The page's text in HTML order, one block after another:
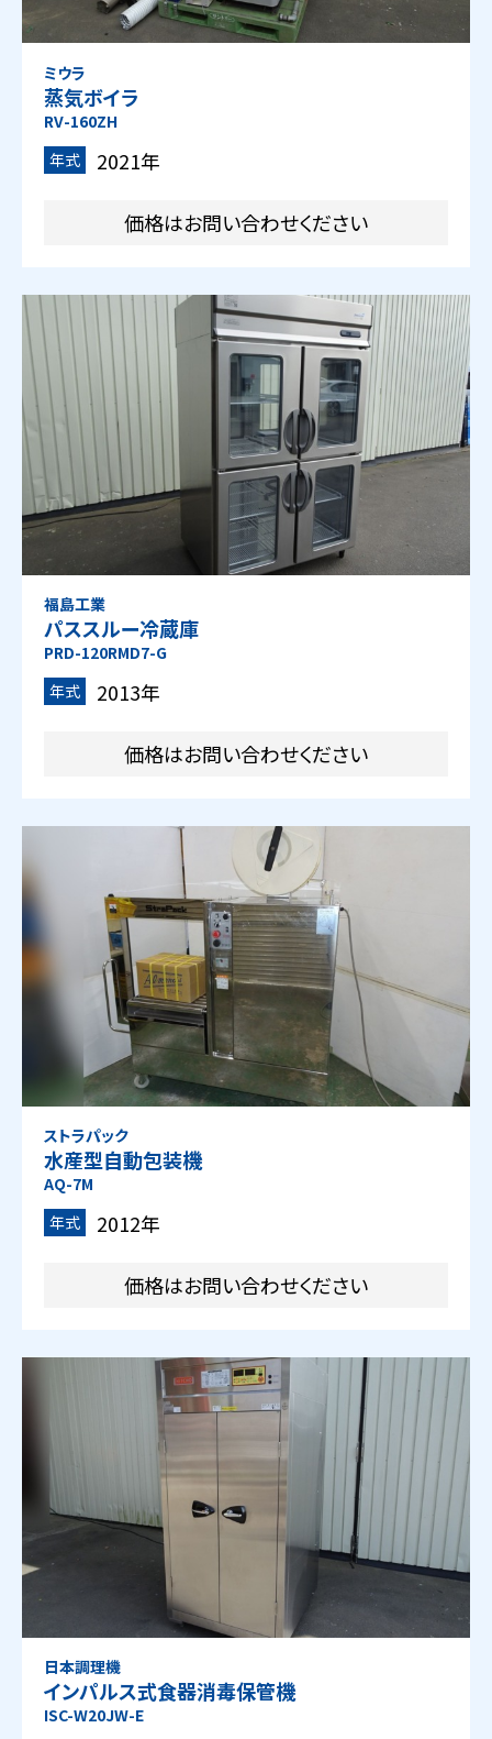
ミウラ
蒸気ボイラ
RV-160ZH
年式
2021年
価格はお問い合わせください
福島工業
パススルー冷蔵庫
PRD-120RMD7-G
年式
2013年
価格はお問い合わせください
ストラパック
水産型自動包装機
AQ-7M
年式
2012年
価格はお問い合わせください
日本調理機
インパルス式食器消毒保管機
ISC-W20JW-E